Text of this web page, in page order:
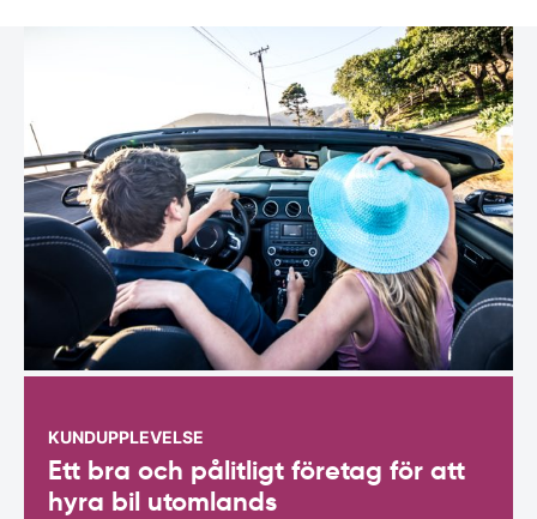
KUNDUPPLEVELSE
Ett bra och pålitligt företag för att
hyra bil utomlands